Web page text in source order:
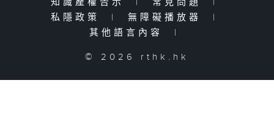
私隱政策
| 無障礙播放器
|
其他語言內容
|
© 2026 rthk.hk